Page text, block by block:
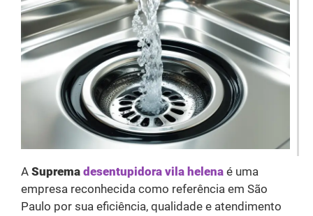
A Suprema desentupidora vila helena é uma
empresa reconhecida como referência em São
Paulo por sua eficiência, qualidade e atendimento